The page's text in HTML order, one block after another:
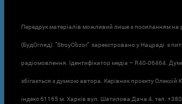
Передрук матеріалів можливий лише з посиланням на
(БудОгляд). "StroyObzor" зареєстровано у Нацраді з
радіомовлення. Ідентифікатор медіа – R40-06464.
збігається з думкою автора. Керівник проєкту
індекс 61165 м. Харків вул. Шатилова Дача 4. тел.